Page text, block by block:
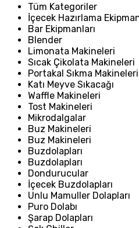
Tüm Kategoriler
İçecek Hazırlama
Bar Ekipmanları
Blender
Limonata Makineleri
Sıcak Çikolata Makineleri
Portakal Sıkma Makineleri
Katı Meyve Sıkacağı
Waffle Makineleri
Tost Makineleri
Mikrodalgalar
Buz Makineleri
Buz Makineleri
Buzdolapları
Buzdolapları
Dondurucular
İçecek Buzdolapları
Unlu Mamuller Dolapları
Puro Dolabı
Şarap Dolapları